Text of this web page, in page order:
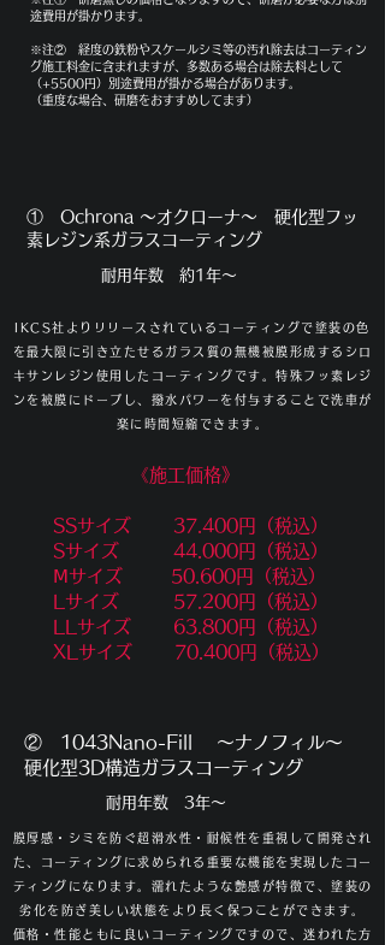
途費用が掛かります。
​※注② 経度の鉄粉やスケールシミ等の汚れ除去はコーティン
グ施工料金に含まれますが、多数ある場合は除去料として
（+5500円）別途費用が掛かる場合があります。
（重度な場合、研磨をおすすめしてます）
​① Ochrona ～オクローナ～ 硬化型フッ
素レジン系ガラスコーティング
​耐用年数 約1年～
​IKCS社よりリリースされているコーティングで塗装の色
を最大限に引き立たせるガラス質の無機被膜形成するシロ
キサンレジン使用したコーティングです。特殊フッ素レジ
ンを被膜にドープし、撥水パワーを付与することで洗車が
楽に時間短縮できます。
《​施工価格》
​ SSサイズ 37.400円（税込）
Sサイズ 44.000円（税込）
Ⅿサイズ 50.600円（税込）
Lサイズ 57.200円（税込）
LLサイズ 63.800円（税込）
XLサイズ 70.400円（税込）
​② 1043Nano-Fill ～ナノフィル～
硬化型3D構造ガラスコーティング
​耐用年数 3年～
膜厚感・シミを防ぐ超滑水性・耐候性を重視して開発され
た、コーティングに求められる重要な機能を実現したコー
ティングになります。濡れたような艶感が特徴で、塗装の
劣化を防ぎ美しい状態をより長く保つことができます。
価格・性能ともに良いコーティングですので、迷われた方